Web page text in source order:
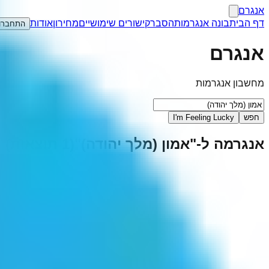
אנגרם
דף הביתבונה אנגרמותהסברקישורים שימושייםמחירוןאודות
אנגרם
מחשבון אנגרמות
חפש I'm Feeling Lucky
אנגרמה ל-"אמון (מלך יהודה)